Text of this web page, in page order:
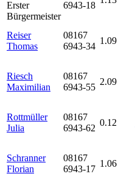
Erster
Bürgermeister
6943-18
Reiser
Thomas
08167
6943-34
1.09
Riesch
Maximilian
08167
6943-55
2.09
Rottmüller
Julia
08167
6943-62
0.12
Schranner
Florian
08167
6943-17
1.06